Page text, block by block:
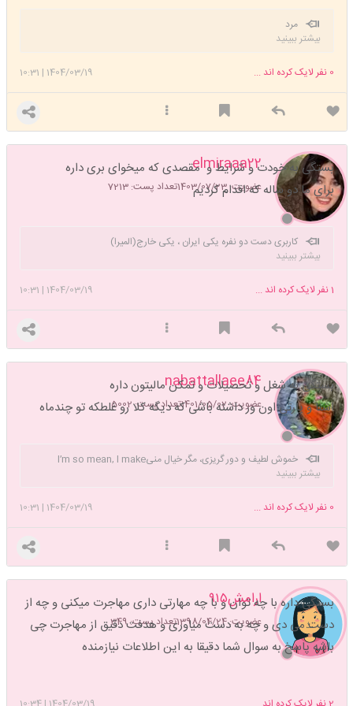
مرد
بیشتر ببینید
1404/03/19
|
10:31 0 نفر لایک کرده اند ...
elmiraaa22
عضویت: 1403/07/23 تعداد پست: 7213
بستگی به خودت و شرایط و مقصدی که میخوای بری داره
برای ما دو ساله که اقدام کردیم
کاربری دست دو نفره یکی ایران ، یکی خارج(المیرا)
بیشتر ببینید
1404/03/19
|
10:31 1نفر لایک کرده اند ...
nabattallaee84
عضویت: 1401/05/02 تعداد پست: 5002
بستگی به شغل و تحصیلات و تمکن مالیتون داره
اشنا و پارتی اون ور داشته باشی که دیگه کلا رو غلطکه تو چندماه
خموش لطیف و دور گریزی، مگر خیال منیI’m so mean, I make
medicine sick.”
بیشتر ببینید
1404/03/19
|
10:31 0 نفر لایک کرده اند ...
ارامش۹۱۵
عضویت: 1398/04/24 تعداد پست: 349
بستگی داره با چه توان و با چه مهارتی داری مهاجرت میکنی و چه از
دست می دی و چه به دست میاوری و هدفت دقیق از مهاجرت چی
باشه پاسخ به سوال شما دقیقا به این اطلاعات نیازمنده